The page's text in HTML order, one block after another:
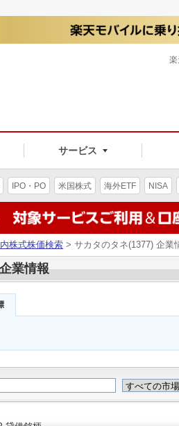
サービス
楽
IPO・PO 米国株式 海外ETF NISA
株式株価検索 > サカタのタネ(1377) 企業
業情報